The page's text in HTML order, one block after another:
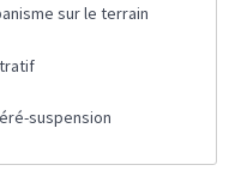
sur le terrain
suspension